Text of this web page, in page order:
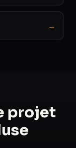
→
projet